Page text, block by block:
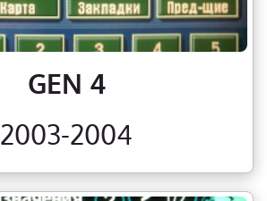
GEN 4
2003-2004